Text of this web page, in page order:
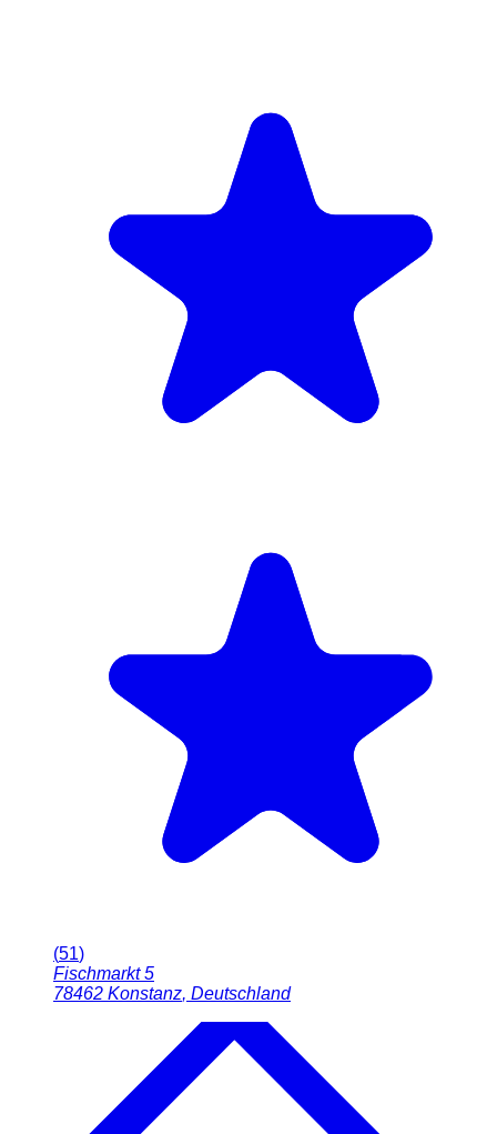
(51)
Fischmarkt 5
78462 Konstanz, Deutschland